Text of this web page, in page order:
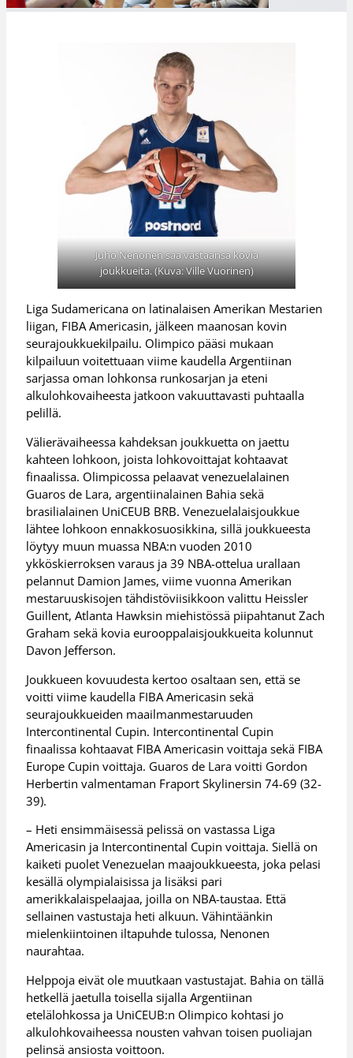
Juho Nenonen saa vastaansa kovia
joukkueita. (Kuva: Ville Vuorinen)
Liga Sudamericana on latinalaisen Amerikan Mestarien
liigan, FIBA Americasin, jälkeen maanosan kovin
seurajoukkuekilpailu. Olimpico pääsi mukaan
kilpailuun voitettuaan viime kaudella Argentiinan
sarjassa oman lohkonsa runkosarjan ja eteni
alkulohkovaiheesta jatkoon vakuuttavasti puhtaalla
pelillä.
Välierävaiheessa kahdeksan joukkuetta on jaettu
kahteen lohkoon, joista lohkovoittajat kohtaavat
finaalissa. Olimpicossa pelaavat venezuelalainen
Guaros de Lara, argentiinalainen Bahia sekä
brasilialainen UniCEUB BRB. Venezuelalaisjoukkue
lähtee lohkoon ennakkosuosikkina, sillä joukkueesta
löytyy muun muassa NBA:n vuoden 2010
ykköskierroksen varaus ja 39 NBA-ottelua urallaan
pelannut Damion James, viime vuonna Amerikan
mestaruuskisojen tähdistöviisikkoon valittu Heissler
Guillent, Atlanta Hawksin miehistössä piipahtanut Zach
Graham sekä kovia eurooppalaisjoukkueita kolunnut
Davon Jefferson.
Joukkueen kovuudesta kertoo osaltaan sen, että se
voitti viime kaudella FIBA Americasin sekä
seurajoukkueiden maailmanmestaruuden
Intercontinental Cupin. Intercontinental Cupin
finaalissa kohtaavat FIBA Americasin voittaja sekä FIBA
Europe Cupin voittaja. Guaros de Lara voitti Gordon
Herbertin valmentaman Fraport Skylinersin 74-69 (32-
39).
– Heti ensimmäisessä pelissä on vastassa Liga
Americasin ja Intercontinental Cupin voittaja. Siellä on
kaiketi puolet Venezuelan maajoukkueesta, joka pelasi
kesällä olympialaisissa ja lisäksi pari
amerikkalaispelaajaa, joilla on NBA-taustaa. Että
sellainen vastustaja heti alkuun. Vähintäänkin
mielenkiintoinen iltapuhde tulossa, Nenonen
naurahtaa.
Helppoja eivät ole muutkaan vastustajat. Bahia on tällä
hetkellä jaetulla toisella sijalla Argentiinan
etelälohkossa ja UniCEUB:n Olimpico kohtasi jo
alkulohkovaiheessa nousten vahvan toisen puoliajan
pelinsä ansiosta voittoon.